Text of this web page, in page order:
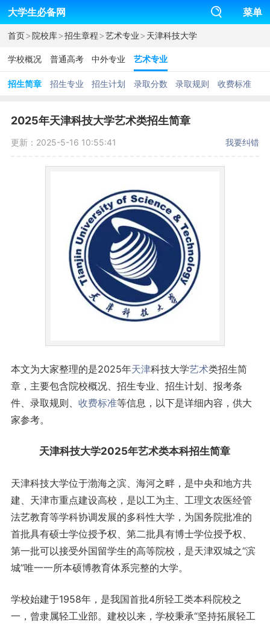
大学生必备网 菜单
首页>院校库>招生章程>艺术专业>天津科技大学
学校概况 普通高考 中外专业 艺术专业
招生简章 招生专业 招生计划 录取分数 录取规则 收费标准
2025年天津科技大学艺术类招生简章
更新：2025-5-16 10:55:41 我要纠错
本文为大家整理的是2025年天津科技大学艺术类招生简
章，主要包含院校概况、招生专业、招生计划、报考条
件、录取规则、 收费标准等信息，以下是详细内容，供大
家参考。
天津科技大学2025年艺术类本科招生简章
天津科技大学位于渤海之滨、海河之畔，是中央和地方共
建、天津市重点建设高校，是以工为主、工理文农医经管
法艺教育等学科协调发展的多科性大学，为国务院批准的
首批具有硕士学位授予权、第二批具有博士学位授予权、
第一批可以接受外国留学生的高等院校，是天津双城之“滨
城”唯一一所本硕博教育体系完整的大学。
学校始建于1958年，是我国首批4所轻工类本科院校之
一，曾隶属轻工业部。建校以来，学校秉承“坚持拓展轻工